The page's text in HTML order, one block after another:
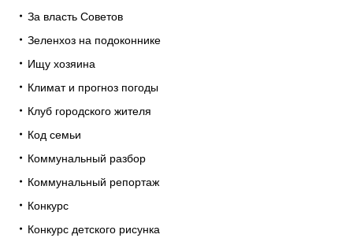
За власть Советов
Зеленхоз на подоконнике
Ищу хозяина
Климат и прогноз погоды
Клуб городского жителя
Код семьи
Коммунальный разбор
Коммунальный репортаж
Конкурс
Конкурс детского рисунка